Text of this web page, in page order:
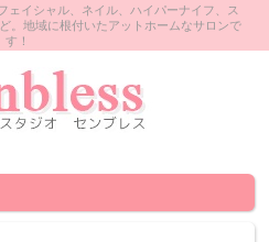
ェイシャル、ネイル、ハイパーナイフ、ス
。地域に根付いたアットホームなサロンで
す！